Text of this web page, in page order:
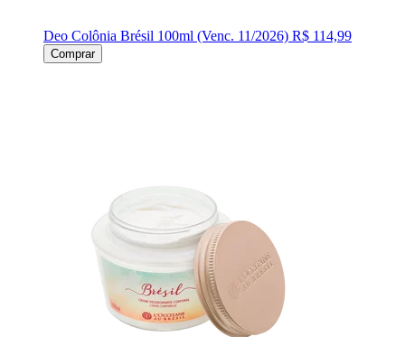
Deo Colônia Brésil 100ml (Venc. 11/2026) R$ 114,99
Comprar